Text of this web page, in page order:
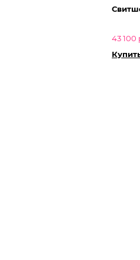
43 100